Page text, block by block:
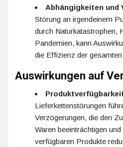
Abhängigkeiten und
Störung an irgendeinem
durch Naturkatastrophen,
Pandemien, kann
die Effizienz der
Auswirkungen auf
Lieferkettenstörungen
Verzögerungen, die den
Waren beeinträchtigen
verfügbaren Produkte